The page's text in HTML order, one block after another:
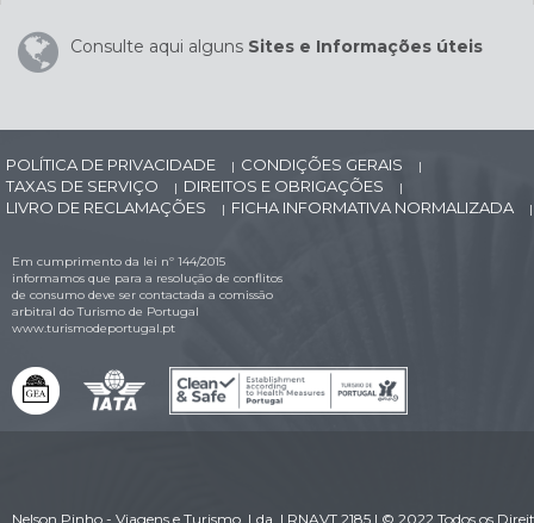
Consulte aqui alguns Sites e Informações úteis
POLÍTICA DE PRIVACIDADE | CONDIÇÕES GERAIS |
TAXAS DE SERVIÇO | DIREITOS E OBRIGAÇÕES |
LIVRO DE RECLAMAÇÕES | FICHA INFORMATIVA NORMALIZADA |
Em cumprimento da lei nº 144/2015
informamos que para a resolução de conflitos
de consumo deve ser contactada a comissão
arbitral do Turismo de Portugal
www.turismodeportugal.pt
Nelson Pinho - Viagens e Turismo, Lda. | RNAVT 2185 | © 2022 Todos os